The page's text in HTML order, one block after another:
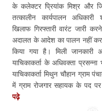
के कलेक्टर प्रियांक मिश्र और
तत्कालीन कार्यपालन
खिलाफ गिरफ्तारी वारंट जारी
अदालत के आदेश का पालन नहीं
किया गया है। मिली जानकारी
याचिकाकर्ता के अधिवक्ता
याचिकाकर्ता मिथुन चौहान ग्राम
में ग्राम रोजगार सहायक के पद
पढ़े